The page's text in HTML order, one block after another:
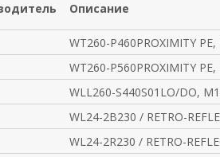
Описание
WT260-P460PROXIMITY PE,
WT260-P560PROXIMITY PE,
WLL260-S440S01LO/DO,
WL24-2B230 / RETRO-
WL24-2R230 / RETRO-